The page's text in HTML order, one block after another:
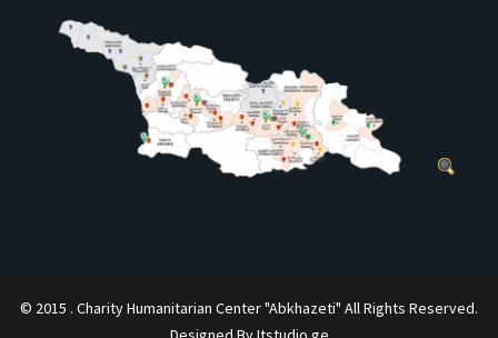
© 2015 . Charity Humanitarian Center "Abkhazeti" All Rights Reserved.